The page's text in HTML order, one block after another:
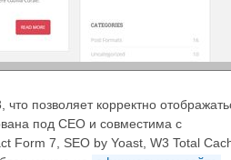
позволяет корректно
под СЕО и совместима с
Form 7, SEO by Yoast, W3 Total